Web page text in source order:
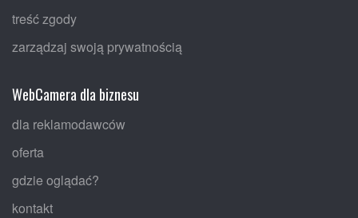
treść zgody
zarządzaj swoją prywatnością
WebCamera dla biznesu
dla reklamodawców
oferta
gdzie oglądać?
kontakt